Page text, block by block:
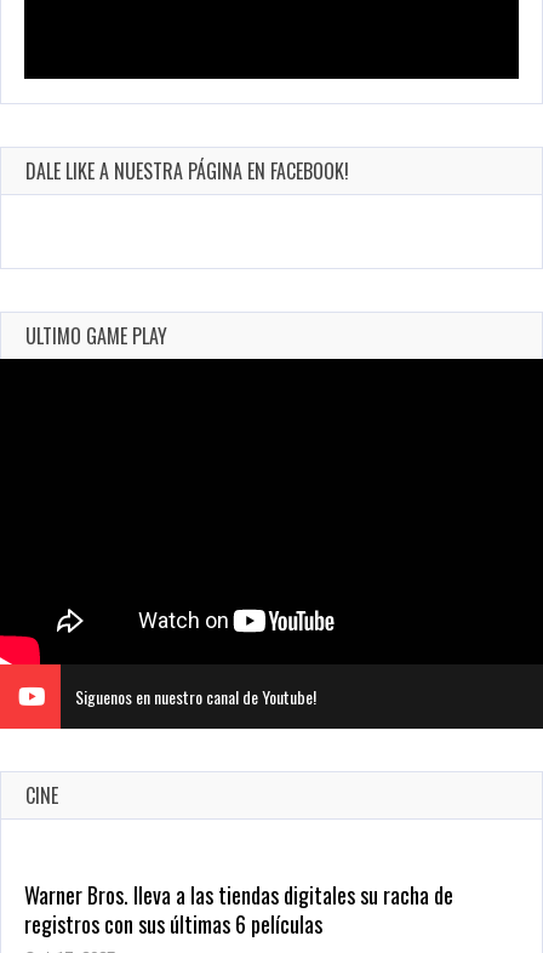
DALE LIKE A NUESTRA PÁGINA EN FACEBOOK!
ULTIMO GAME PLAY
Siguenos en nuestro canal de Youtube!
CINE
Warner Bros. lleva a las tiendas digitales su racha de
1438 Views